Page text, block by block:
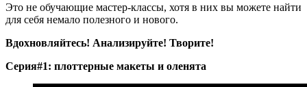
Это не обучающие мастер-классы, хотя в них вы можете найти
для себя немало полезного и нового.
Вдохновляйтесь! Анализируйте! Творите!
Серия#1: плоттерные макеты и оленята